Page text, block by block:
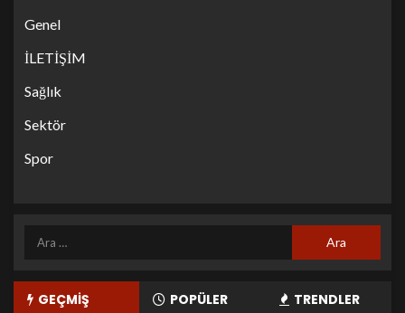
Genel
İLETİŞİM
Sağlık
Sektör
Spor
GEÇMİŞ POPÜLER TRENDLER